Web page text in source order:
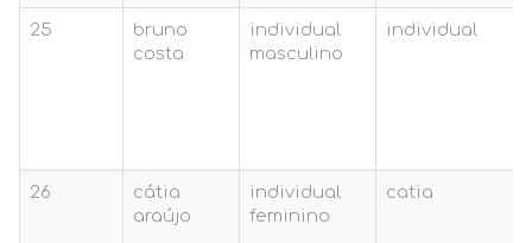
25
bruno
costa
individual
masculino
individual
26
cátia
araújo
individual
feminino
catia